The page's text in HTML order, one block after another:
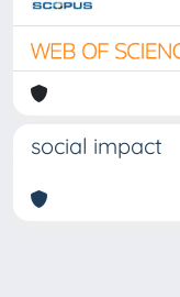
social impact